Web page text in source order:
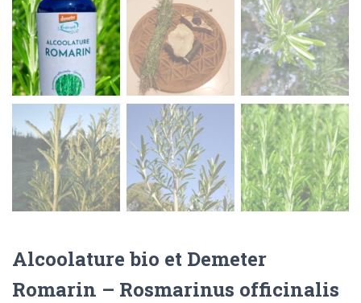
Alcoolature bio et Demeter
Romarin – Rosmarinus officinalis